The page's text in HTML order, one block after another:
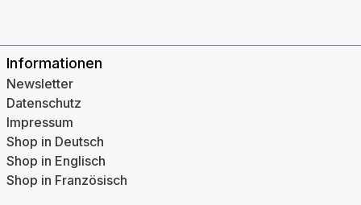
Informationen
Newsletter
Datenschutz
Impressum
Shop in Deutsch
Shop in Englisch
Shop in Französisch